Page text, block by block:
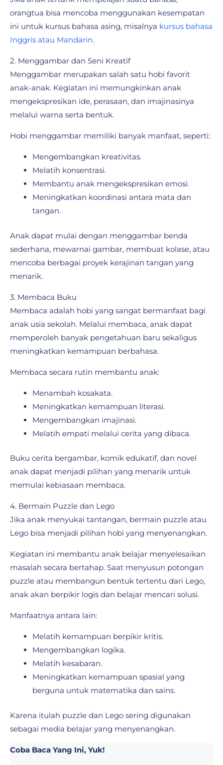
orangtua bisa mencoba menggunakan kesempatan
ini untuk kursus bahasa asing, misalnya kursus bahasa
Inggris atau Mandarin.
2. Menggambar dan Seni Kreatif
Menggambar merupakan salah satu hobi favorit
anak-anak. Kegiatan ini memungkinkan anak
mengekspresikan ide, perasaan, dan imajinasinya
melalui warna serta bentuk.
Hobi menggambar memiliki banyak manfaat, seperti:
Mengembangkan kreativitas.
Melatih konsentrasi.
Membantu anak mengekspresikan emosi.
Meningkatkan koordinasi antara mata dan
tangan.
Anak dapat mulai dengan menggambar benda
sederhana, mewarnai gambar, membuat kolase, atau
mencoba berbagai proyek kerajinan tangan yang
menarik.
3. Membaca Buku
Membaca adalah hobi yang sangat bermanfaat bagi
anak usia sekolah. Melalui membaca, anak dapat
memperoleh banyak pengetahuan baru sekaligus
meningkatkan kemampuan berbahasa.
Membaca secara rutin membantu anak:
Menambah kosakata.
Meningkatkan kemampuan literasi.
Mengembangkan imajinasi.
Melatih empati melalui cerita yang dibaca.
Buku cerita bergambar, komik edukatif, dan novel
anak dapat menjadi pilihan yang menarik untuk
memulai kebiasaan membaca.
4. Bermain Puzzle dan Lego
Jika anak menyukai tantangan, bermain puzzle atau
Lego bisa menjadi pilihan hobi yang menyenangkan.
Kegiatan ini membantu anak belajar menyelesaikan
masalah secara bertahap. Saat menyusun potongan
puzzle atau membangun bentuk tertentu dari Lego,
anak akan berpikir logis dan belajar mencari solusi.
Manfaatnya antara lain:
Melatih kemampuan berpikir kritis.
Mengembangkan logika.
Melatih kesabaran.
Meningkatkan kemampuan spasial yang
berguna untuk matematika dan sains.
Karena itulah puzzle dan Lego sering digunakan
sebagai media belajar yang menyenangkan.
Coba Baca Yang Ini, Yuk!